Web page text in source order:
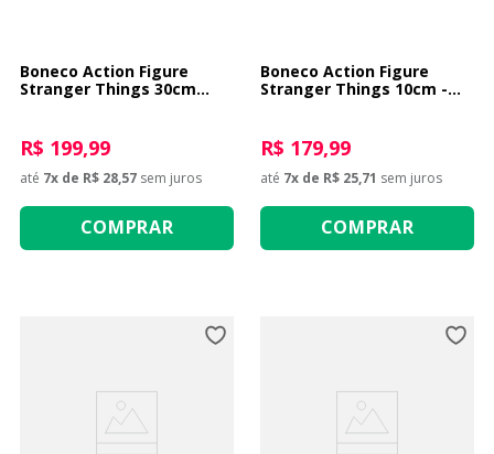
Boneco Action Figure
Stranger Things 30cm
R$ 199,99
até 7x de R$ 28,57 sem juros
COMPRAR
Boneco Action Figure
Stranger Things 10cm -
R$ 179,99
até 7x de R$ 25,71 sem juros
COMPRAR